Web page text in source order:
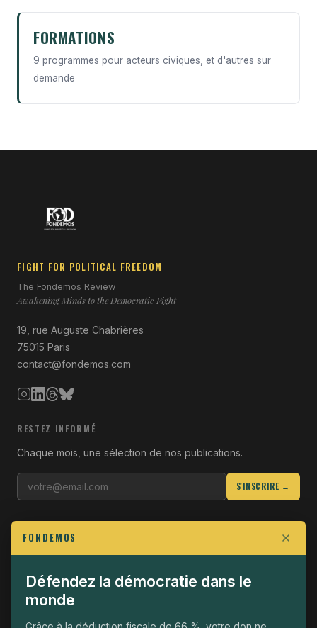
FORMATIONS
9 programmes pour acteurs civiques, et d'autres sur
demande
FIGHT FOR POLITICAL FREEDOM
The Fondemos Review
Awakening Minds to the Democratic Fight
19, rue Auguste Chabrières
75015 Paris
contact@fondemos.com
RESTEZ INFORMÉ
Chaque mois, une sélection de nos publications.
S'INSCRIRE →
Qui sommes-nous
Join the Fight
Opérationnel
The Fondemos Review
FONDEMOS
Défendez la démocratie dans le
monde